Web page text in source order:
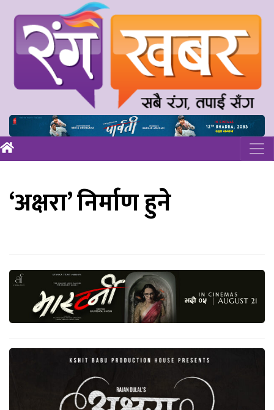
‘अक्षरा’ निर्माण हुने